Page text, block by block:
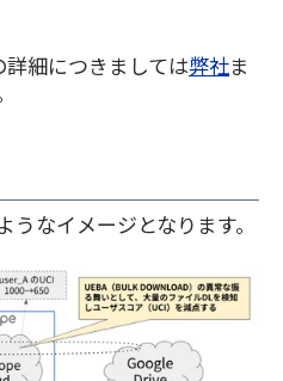
細につきましては弊社ま
なイメージとなります。